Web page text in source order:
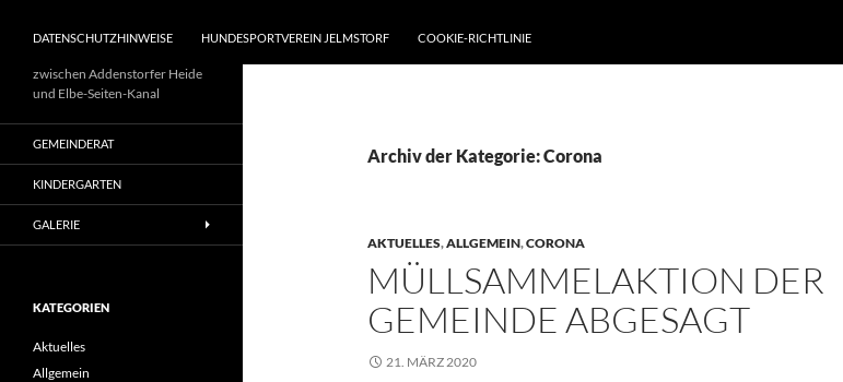
DATENSCHUTZHINWEISE HUNDESPORTVEREIN JELMSTORF COOKIE-RICHTLINIE
Archiv der Kategorie: Corona
AKTUELLES,ALLGEMEIN,CORONA
MÜLLSAMMELAKTION DER
GEMEINDE ABGESAGT
21. MÄRZ 2020
zwischen Addenstorfer Heide
und Elbe-Seiten-Kanal
GEMEINDERAT
KINDERGARTEN
GALERIE
KATEGORIEN
Aktuelles
Allgemein